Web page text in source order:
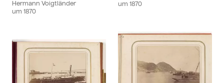
Hermann Voigtländer
um 1870
um 1870